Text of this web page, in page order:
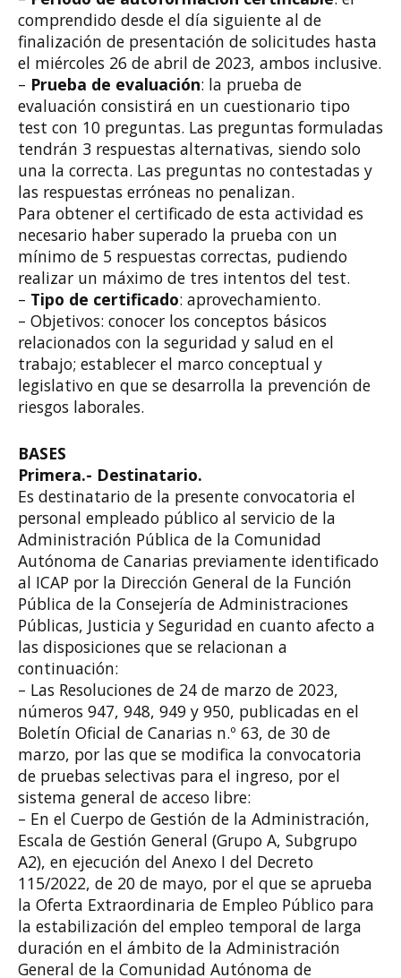
comprendido desde el día siguiente al de
finalización de presentación de solicitudes hasta
el miércoles 26 de abril de 2023, ambos inclusive.
– Prueba de evaluación: la prueba de
evaluación consistirá en un cuestionario tipo
test con 10 preguntas. Las preguntas formuladas
tendrán 3 respuestas alternativas, siendo solo
una la correcta. Las preguntas no contestadas y
las respuestas erróneas no penalizan.
Para obtener el certificado de esta actividad es
necesario haber superado la prueba con un
mínimo de 5 respuestas correctas, pudiendo
realizar un máximo de tres intentos del test.
– Tipo de certificado: aprovechamiento.
– Objetivos: conocer los conceptos básicos
relacionados con la seguridad y salud en el
trabajo; establecer el marco conceptual y
legislativo en que se desarrolla la prevención de
riesgos laborales.
BASES
Primera.- Destinatario.
Es destinatario de la presente convocatoria el
personal empleado público al servicio de la
Administración Pública de la Comunidad
Autónoma de Canarias previamente identificado
al ICAP por la Dirección General de la Función
Pública de la Consejería de Administraciones
Públicas, Justicia y Seguridad en cuanto afecto a
las disposiciones que se relacionan a
continuación:
– Las Resoluciones de 24 de marzo de 2023,
números 947, 948, 949 y 950, publicadas en el
Boletín Oficial de Canarias n.º 63, de 30 de
marzo, por las que se modifica la convocatoria
de pruebas selectivas para el ingreso, por el
sistema general de acceso libre:
– En el Cuerpo de Gestión de la Administración,
Escala de Gestión General (Grupo A, Subgrupo
A2), en ejecución del Anexo I del Decreto
115/2022, de 20 de mayo, por el que se aprueba
la Oferta Extraordinaria de Empleo Público para
la estabilización del empleo temporal de larga
duración en el ámbito de la Administración
General de la Comunidad Autónoma de